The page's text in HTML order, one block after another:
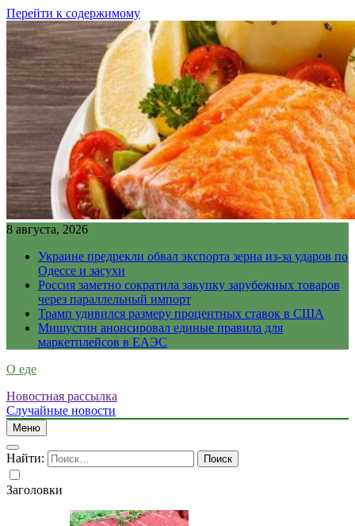
Перейти к содержимому
8 августа, 2026
Украине предрекли обвал экспорта зерна из-за ударов по
Одессе и засухи
Россия заметно сократила закупку зарубежных товаров
через параллельный импорт
Трамп удивился размеру процентных ставок в США
Мишустин анонсировал единые правила для
маркетплейсов в ЕАЭС
О еде
Новостная рассылка
Случайные новости
Меню
Найти:
Заголовки